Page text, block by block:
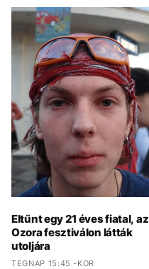
Eltűnt egy 21 éves fiatal, az
Ozora fesztiválon látták
utoljára
TEGNAP 15:45 -KOR